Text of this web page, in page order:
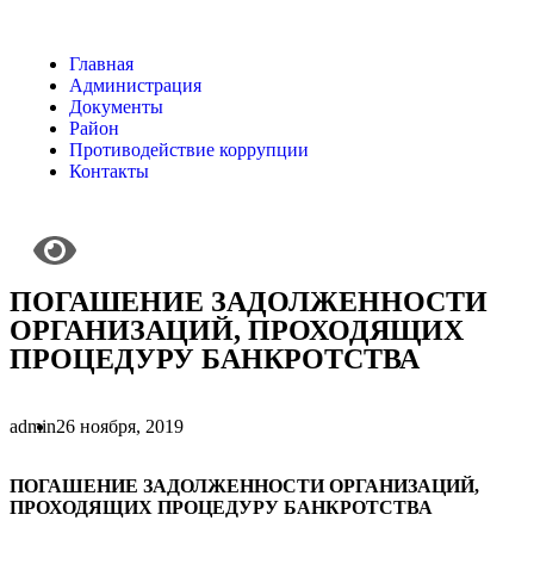
Главная
Администрация
Документы
Район
Противодействие коррупции
Контакты
ПОГАШЕНИЕ ЗАДОЛЖЕННОСТИ
ОРГАНИЗАЦИЙ, ПРОХОДЯЩИХ
ПРОЦЕДУРУ БАНКРОТСТВА
admin26 ноября, 2019
ПОГАШЕНИЕ ЗАДОЛЖЕННОСТИ ОРГАНИЗАЦИЙ,
ПРОХОДЯЩИХ ПРОЦЕДУРУ БАНКРОТСТВА